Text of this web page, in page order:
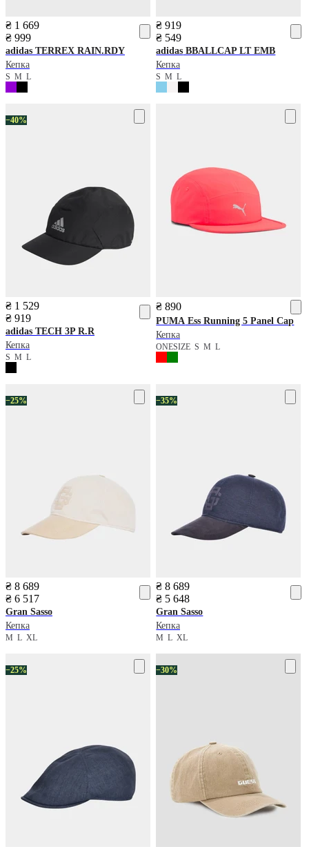
₴ 1 669
₴ 999
adidas TERREX RAIN.RDY
Кепка
S M L
₴ 919
₴ 549
adidas BBALLCAP LT EMB
Кепка
SML
−40%
₴ 1 529
₴ 919
adidas TECH 3P R.R
Кепка
S M L
₴ 890
PUMA Ess Running 5 Panel Cap
Кепка
ONESIZESML
−25%
₴ 8 689
₴ 6 517
Gran Sasso
Кепка
M L XL
−35%
₴ 8 689
₴ 5 648
Gran Sasso
Кепка
MLXL
−25% −30%